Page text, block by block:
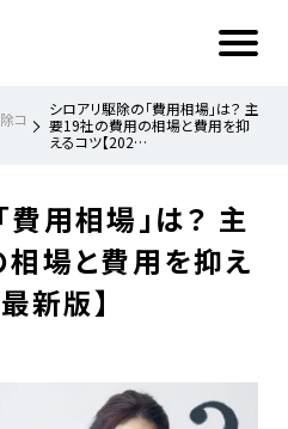
コ
シロアリ駆除の「費用相場」は？ 主
要19社の費用の相場と費用を抑
えるコツ【202…
用相場」は？ 主
場と費用を抑え
新版】